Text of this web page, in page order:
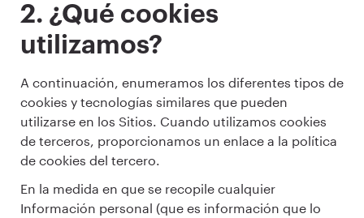
2. ¿Qué cookies
utilizamos?
A continuación, enumeramos los diferentes tipos de
cookies y tecnologías similares que pueden
utilizarse en los Sitios. Cuando utilizamos cookies
de terceros, proporcionamos un enlace a la política
de cookies del tercero.
En la medida en que se recopile cualquier
Información personal (que es información que lo